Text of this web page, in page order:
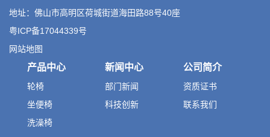
地址：佛山市高明区荷城街道海田路88号40座
粤ICP备17044339号
网站地图
产品中心
轮椅
坐便椅
洗澡椅
新闻中心
部门新闻
科技创新
公司简介
资质证书
联系我们